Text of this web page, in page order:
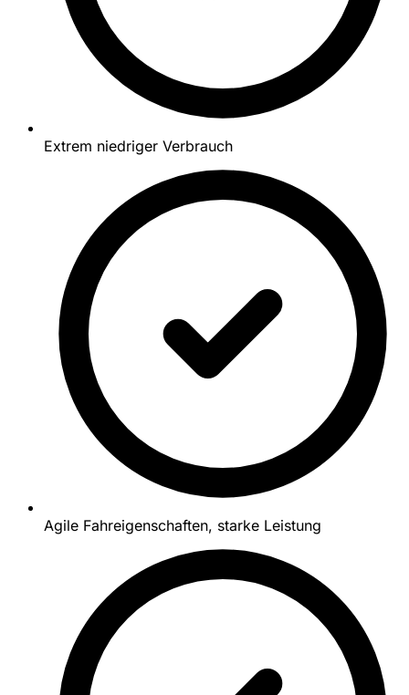
Extrem niedriger Verbrauch
Agile Fahreigenschaften, starke Leistung